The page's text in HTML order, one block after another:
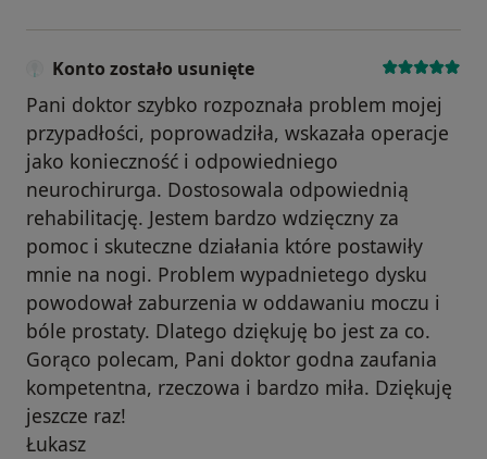
Konto zostało usunięte
Pani doktor szybko rozpoznała problem mojej
przypadłości, poprowadziła, wskazała operacje
jako konieczność i odpowiedniego
neurochirurga. Dostosowala odpowiednią
rehabilitację. Jestem bardzo wdzięczny za
pomoc i skuteczne działania które postawiły
mnie na nogi. Problem wypadnietego dysku
powodował zaburzenia w oddawaniu moczu i
bóle prostaty. Dlatego dziękuję bo jest za co.
Gorąco polecam, Pani doktor godna zaufania
kompetentna, rzeczowa i bardzo miła. Dziękuję
jeszcze raz!
Łukasz